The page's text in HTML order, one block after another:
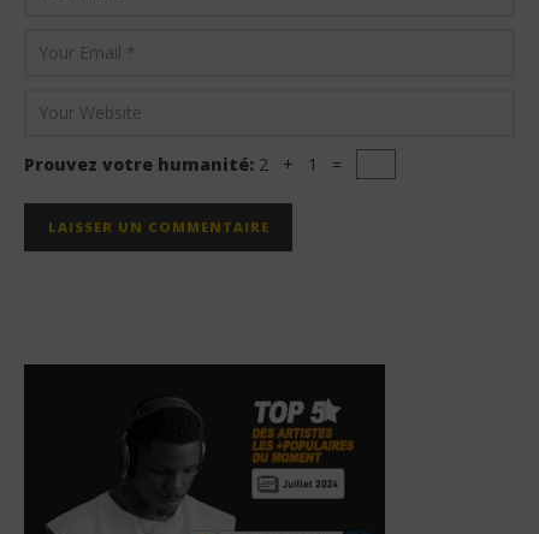
Prouvez votre humanité: 2 + 1 =